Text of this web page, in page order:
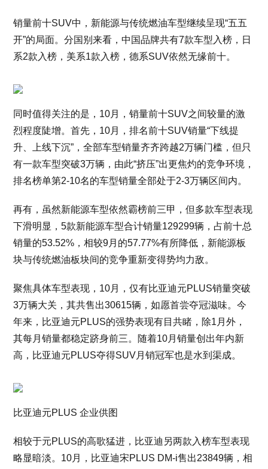
销量前十SUV中，新能源与传统燃油车型继续呈现“五五
开”的局面。分国别来看，中国品牌共有7款车型入榜，日
系2款入榜，美系1款入榜，德系SUV依然无缘前十。
同时值得关注的是，10月，销量前十SUV之间较量的激
烈程度陡增。首先，10月，排名前十SUV销量“下线提
升、上线下沉”，全部车型销量齐齐跨越2万辆门槛，但只
有一款车型突破3万辆，由此“挤压”出更焦灼的竞争环境，
排名榜单第2-10名的车型销量全部处于2-3万辆区间内。
再有，虽然新能源车型依然霸榜前三甲，但多款车型表现
下滑明显，5款新能源车型合计销量129299辆，占前十总
销量的53.52%，相较9月的57.77%有所降低，新能源板
块与传统燃油板块间的竞争重新变得势均力敌。
聚焦具体车型表现，10月，仅有比亚迪元PLUS销量突破
3万辆大关，其共售出30615辆，如愿首尝夺冠滋味。今
年来，比亚迪元PLUS的强势表现有目共睹，除1月外，
其每月销量都稳定跻身前三。随着10月销量创出年内新
高，比亚迪元PLUS夺得SUV月销冠军也是水到渠成。
比亚迪元PLUS 企业供图
相较于元PLUS的高歌猛进，比亚迪另两款入榜车型表现
略显暗淡。10月，比亚迪宋PLUS DM-i售出23849辆，相